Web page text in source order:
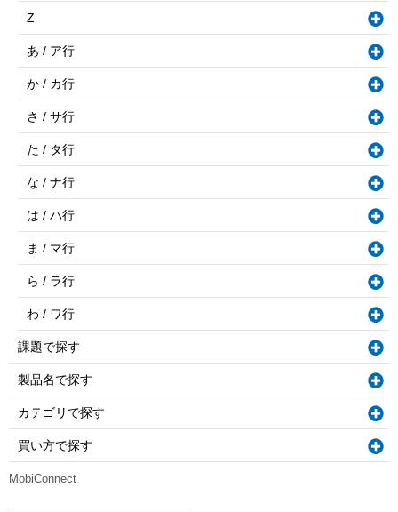
Z
あ / ア行
か / カ行
さ / サ行
た / タ行
な / ナ行
は / ハ行
ま / マ行
ら / ラ行
わ / ワ行
課題で探す
製品名で探す
カテゴリで探す
買い方で探す
MobiConnect